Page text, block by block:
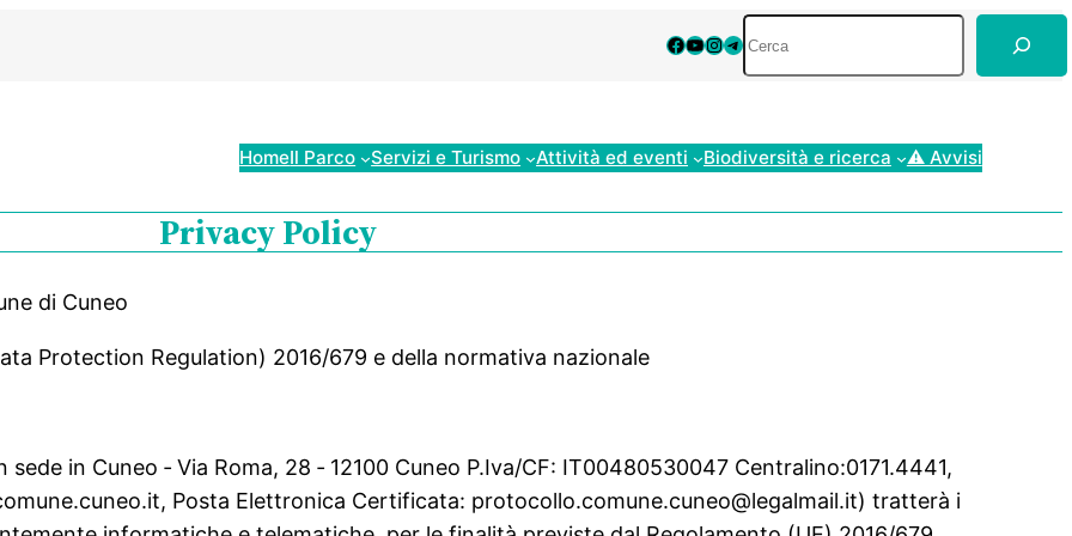
Facebook
YouTube
Instagram
Telegram
HomeIl Parco Servizi e Turismo Attività ed eventi Biodiversità e ricerca ⚠ Avvisi
Privacy Policy
di Cuneo
Protection Regulation) 2016/679 e della normativa nazionale
in Cuneo ‐ Via Roma, 28 ‐ 12100 Cuneo P.Iva/CF: IT00480530047 Centralino:0171.4441,
Posta Elettronica Certificata: protocollo.comune.cuneo@legalmail.it) tratterà i